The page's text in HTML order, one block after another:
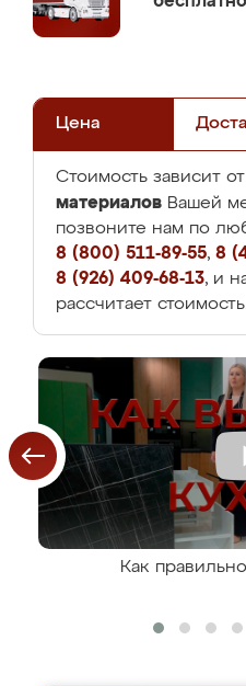
Цена
Стоимость зависит от
материалов Вашей
позвоните нам по
8 (800) 511-89-55, 8
8 (926) 409-68-13, и
рассчитает
Как